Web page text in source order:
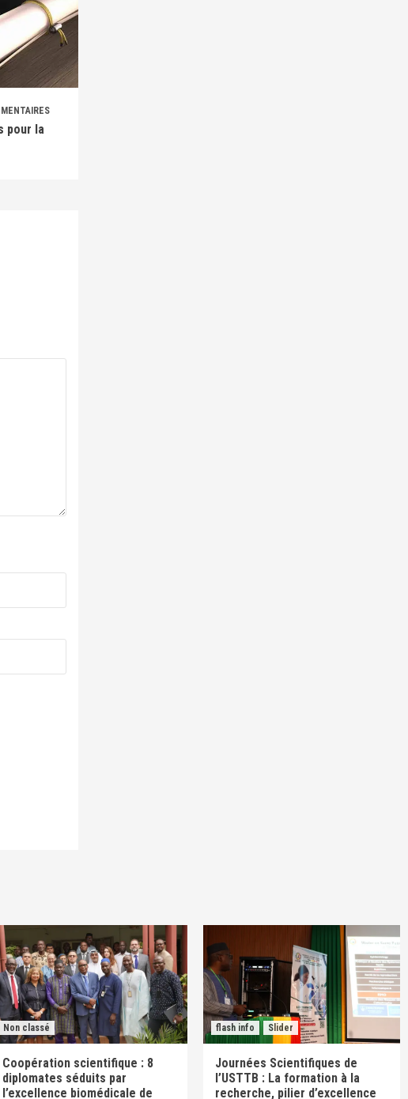
pour la
Non classé
Coopération scientifique : 8
diplomates séduits par
l’excellence biomédicale de
flash info Slider
Journées Scientifiques de
l’USTTB : La formation à la
recherche, pilier d’excellence